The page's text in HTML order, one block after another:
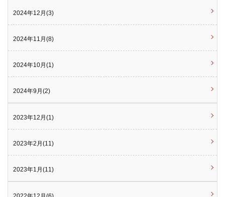
2024年12月(3)
2024年11月(8)
2024年10月(1)
2024年9月(2)
2023年12月(1)
2023年2月(11)
2023年1月(11)